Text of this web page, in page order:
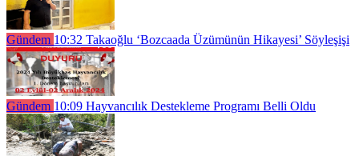
Gündem 10:32 Takaoğlu ‘Bozcaada Üzümünün Hikayesi’ Söyleşişi
Gündem 10:09 Hayvancılık Destekleme Programı Belli Oldu